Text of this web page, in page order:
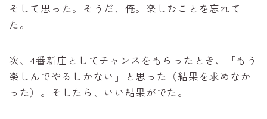
そして思った。そうだ、俺。楽しむことを忘れて
た。
次、4番新庄としてチャンスをもらったとき、「もう
楽しんでやるしかない」と思った（結果を求めなか
った）。そしたら、いい結果がでた。